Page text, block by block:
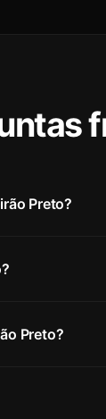
Preto?
Preto?